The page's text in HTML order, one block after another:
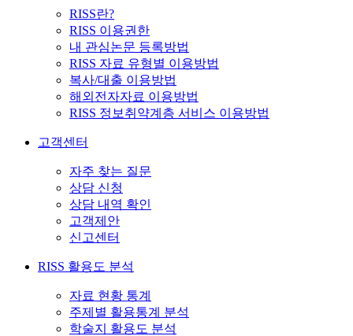
RISS란?
RISS 이용권한
내 관심논문 등록방법
RISS 자료 유형별 이용방법
복사/대출 이용방법
해외전자자료 이용방법
RISS 정보취약계층 서비스 이용방법
고객센터
자주 찾는 질문
상담 신청
상담 내역 확인
고객제안
신고센터
RISS 활용도 분석
자료 현황 통계
주제별 활용통계 분석
학술지 활용도 분석